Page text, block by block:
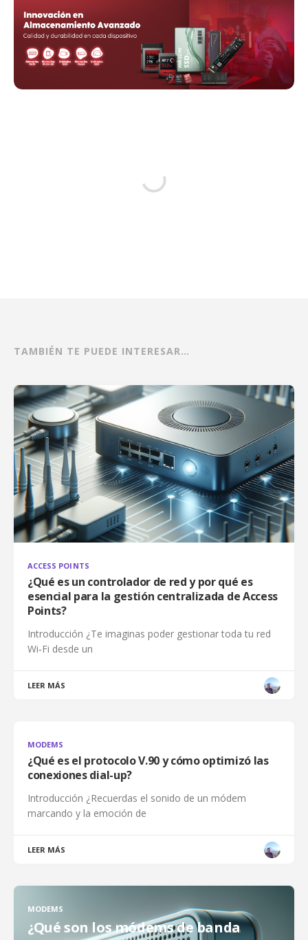
TAMBIÉN TE PUEDE INTERESAR…
ACCESS POINTS
¿Qué es un controlador de red y por qué es
esencial para la gestión centralizada de Access
Points?
Introducción ¿Te imaginas poder gestionar toda tu red
Wi‑Fi desde un
LEER MÁS
MODEMS
¿Qué es el protocolo V.90 y cómo optimizó las
conexiones dial-up?
Introducción ¿Recuerdas el sonido de un módem
marcando y la emoción de
LEER MÁS
MODEMS
¿Qué son los módems de banda